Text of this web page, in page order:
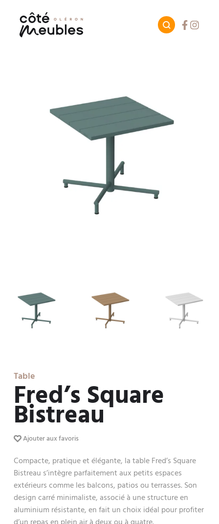
Facebook
Table
Fred’s Square
Bistreau
Ajouter aux favoris
Compacte, pratique et élégante, la table Fred’s Square
Bistreau s’intègre parfaitement aux petits espaces
extérieurs comme les balcons, patios ou terrasses. Son
design carré minimaliste, associé à une structure en
aluminium résistante, en fait un choix idéal pour profiter